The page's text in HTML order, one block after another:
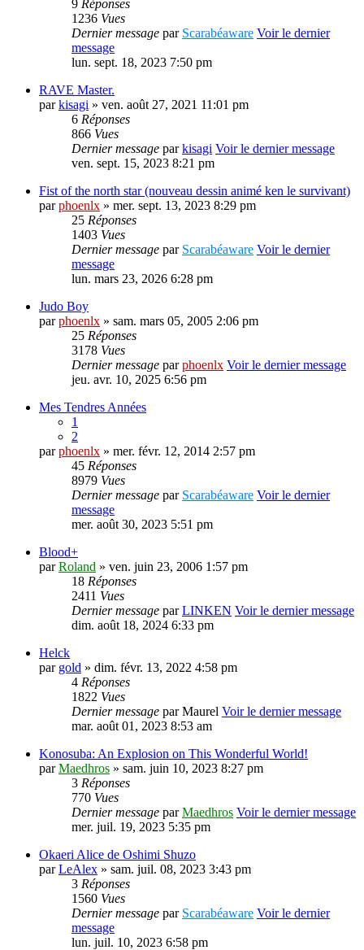
9 Réponses
1236 Vues
Dernier message par Scarabéaware Voir le dernier
message
lun. sept. 18, 2023 7:50 pm
RAVE Master.
parkisagi » ven. août 27, 2021 11:01 pm
6 Réponses
866 Vues
Dernier message parkisagi Voir le dernier message
ven. sept. 15, 2023 8:21 pm
Fist of the north star (nouveau dessin animé ken le survivant)
parphoenlx » mer. sept. 13, 2023 8:29 pm
25 Réponses
1403 Vues
Dernier message par Scarabéaware Voir le dernier
message
lun. mars 23, 2026 6:28 pm
Judo Boy
parphoenlx » sam. mars 05, 2005 2:06 pm
25 Réponses
3178 Vues
Dernier message parphoenlx Voir le dernier message
jeu. avr. 10, 2025 6:56 pm
Mes Tendres Années
1
2
parphoenlx » mer. févr. 12, 2014 2:57 pm
45 Réponses
8979 Vues
Dernier message par Scarabéaware Voir le dernier
message
mer. août 30, 2023 5:51 pm
Blood+
parRoland » ven. juin 23, 2006 1:57 pm
18 Réponses
2411 Vues
Dernier message parLINKEN Voir le dernier message
dim. août 18, 2024 6:33 pm
Helck
par gold » dim. févr. 13, 2022 4:58 pm
4 Réponses
1822 Vues
Dernier message parMaurel Voir le dernier message
mar. août 01, 2023 8:53 am
Konosuba: An Explosion on This Wonderful World!
parMaedhros » sam. juin 10, 2023 8:27 pm
3 Réponses
770 Vues
Dernier message parMaedhros Voir le dernier message
mer. juil. 19, 2023 5:35 pm
Okaeri Alice de Oshimi Shuzo
parLeAlex » sam. juil. 08, 2023 3:43 pm
3 Réponses
1560 Vues
Dernier message par Scarabéaware Voir le dernier
message
lun. juil. 10, 2023 6:58 pm